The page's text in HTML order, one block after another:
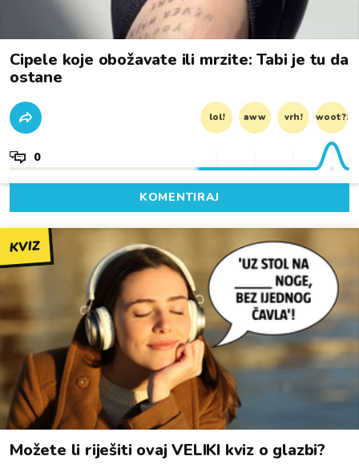
Cipele koje obožavate ili mrzite: Tabi je tu da
ostane
lol! aww vrh! woot?!
0
KOMENTIRAJ
KVIZ
Možete li riješiti ovaj VELIKI kviz o glazbi?